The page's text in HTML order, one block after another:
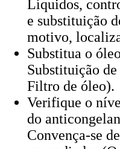
Líquidos,
e substituição
motivo,
Substitua o
Substituição
Filtro de óleo).
Verifique o
do
Convença-se